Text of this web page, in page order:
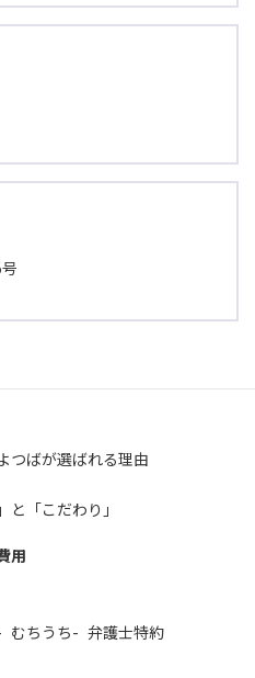
つばが選ばれる理由
「こだわり」
用
むちうち
弁護士特約